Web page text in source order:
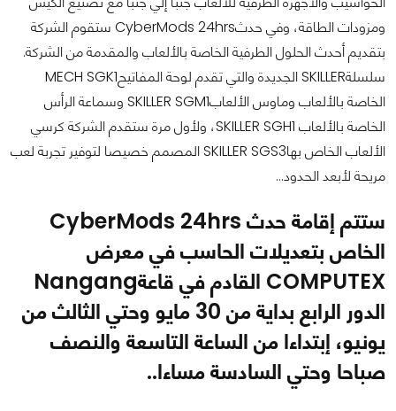
ومزودات الطاقة، وفي حدثCyberMods 24hrs ستقوم الشركة
بتقديم أحدث الحلول الطرفية الخاصة بالألعاب والمقدمة من الشركة.
سلسلةSKILLER الجديدة والتي تقدم لوحة المفاتيحMECH SGK1
الخاصة بالألعاب وماوس الألعابSKILLER SGM1 وسماعة الرأس
الخاصة بالألعاب SKILLER SGH1، ولأول مرة ستقدم الشركة كرسي
الألعاب الخاص بهاSKILLER SGS3 المصمم خصيصا لتوفير تجربة لعب
مريحة لأبعد الحدود...
ستتم إقامة حدث CyberMods 24hrs
الخاص بتعديلات الحاسب في معرض
COMPUTEX القادم في قاعةNangang
الدور الرابع بداية من 30 مايو وحتي الثالث من
يونيو، إبتداءا من الساعة التاسعة والنصف
صباحا وحتي السادسة مساءا..